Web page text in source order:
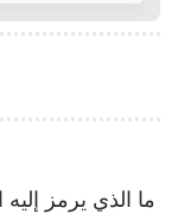
ما الذي يرمز إليه